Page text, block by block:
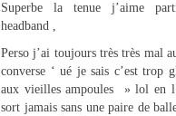
Superbe la tenue j’aime
headband ,
Perso j’ai toujours très très mal
converse ‘ ué je sais c’est trop
aux vieilles ampoules » lol en
sort jamais sans une paire de